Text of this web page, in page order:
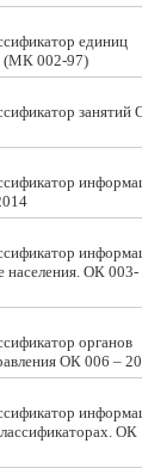
единиц
(МК 002-97)
занятий
населения. ОК 003-
органов
ОК 006 –
ОК